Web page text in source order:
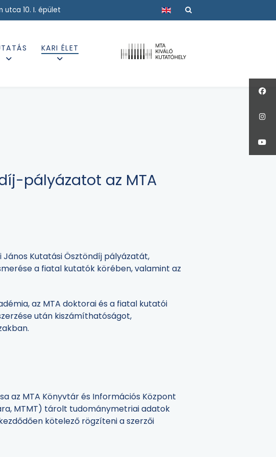
utca 10. I. épület Válasszon nyelvet
KARI ÉLET
pályázatot az MTA
Kutatási Ösztöndíj pályázatát,
a fiatal kutatók körében, valamint az
az MTA doktorai és a fiatal kutatói
után kiszámíthatóságot,
az MTA Könyvtár és Információs Központ
MTMT) tárolt tudománymetriai adatok
kötelező rögzíteni a szerzői